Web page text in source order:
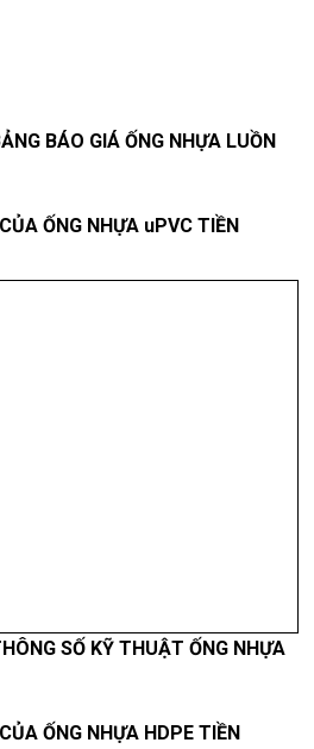
BÁO GIÁ ỐNG NHỰA LUỒN
ỐNG NHỰA uPVC TIỀN
SỐ KỸ THUẬT ỐNG NHỰA
ỐNG NHỰA HDPE TIỀN